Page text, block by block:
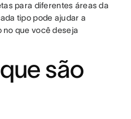
para diferentes áreas da
tipo pode ajudar a
no que você deseja
são